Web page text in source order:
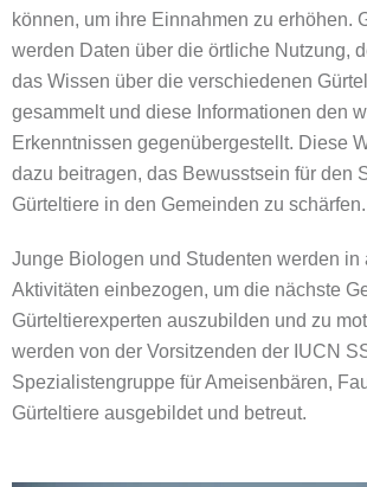
können, um ihre Einnahmen zu erhöhen.
werden Daten über die örtliche Nutzung,
das Wissen über die verschiedenen
gesammelt und diese Informationen den
Erkenntnissen gegenübergestellt. Diese
dazu beitragen, das Bewusstsein für den
Gürteltiere in den Gemeinden zu schärfen.
Junge Biologen und Studenten werden in
Aktivitäten einbezogen, um die nächste
Gürteltierexperten auszubilden und zu
werden von der Vorsitzenden der IUCN
Spezialistengruppe für Ameisenbären,
Gürteltiere ausgebildet und betreut.